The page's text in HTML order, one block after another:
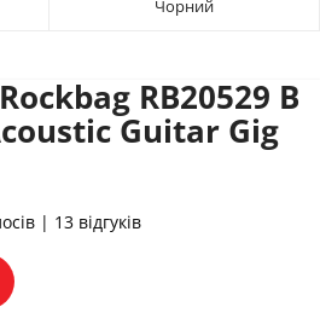
Чорний
RB20529 B
Guitar Gig
| 13 відгуків